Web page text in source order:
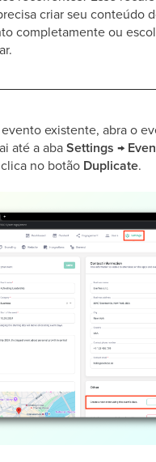
criar seu conteúdo
completamente ou
evento existente, abra o
até a abaSettings →
no botão Duplicate.